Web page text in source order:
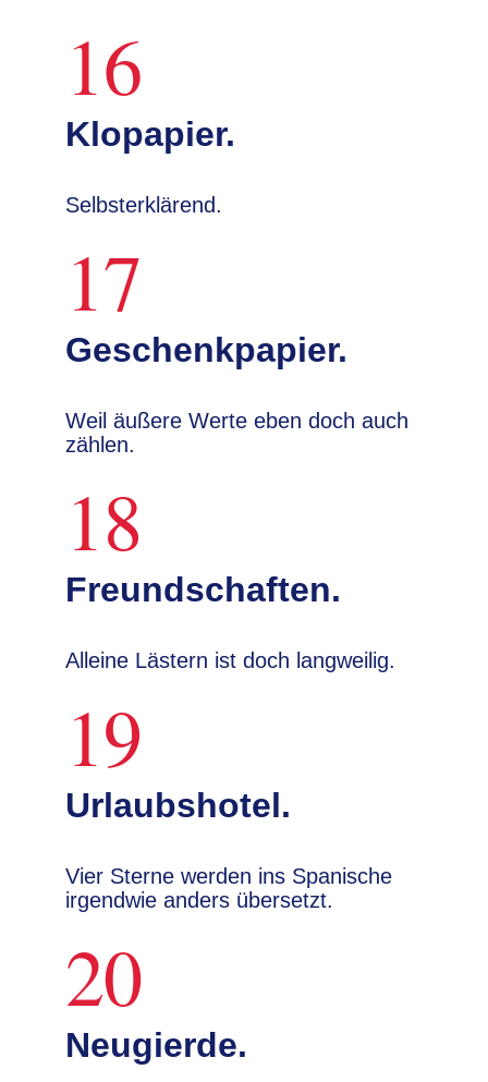
16
Klopapier.
Selbsterklärend.
17
Geschenkpapier.
Weil äußere Werte eben doch auch
zählen.
18
Freundschaften.
Alleine Lästern ist doch langweilig.
19
Urlaubshotel.
Vier Sterne werden ins Spanische
irgendwie anders übersetzt.
20
Neugierde.